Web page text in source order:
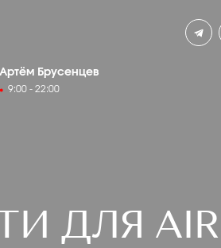
Артём Брусенцев
9:00 - 22:00
ДЛЯ